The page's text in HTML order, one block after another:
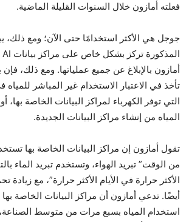
فعلته أمازون خلال السنوات القليلة الماضية.
جوجل هي الأكثر استخدامًا حتى الآن؛ ومع ذلك،
أمازون بالإبلاغ عن جميع عملياتها. ومع ذلك، فإن
تأخذ في الاعتبار الاستخدام غير المباشر
التي توفر الكهرباء لمراكز البيانات الخاصة بها،
المياه من إنشاء مراكز البيانات الجديدة.
من الوقت” تبريد الهواء، وتستخدم تبريد الماء
الأكثر حرارة في الأيام الأكثر حرارة”، مع زيادة
أيضًا. تدعي أمازون أن مراكز البيانات الخاصة
استخدام المياه بسبع مرات من متوسط